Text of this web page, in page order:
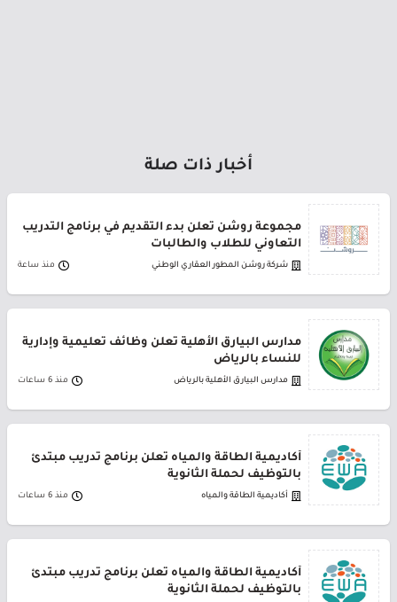
أخبار ذات صلة
مجموعة روشن تعلن بدء التقديم في برنامج التدريب
التعاوني للطلاب والطالبات
شركة روشن المطور العقاري الوطني منذ ساعة
مدارس البيارق الأهلية تعلن وظائف تعليمية وإدارية
للنساء بالرياض
مدارس البيارق الأهلية بالرياض منذ 6 ساعات
أكاديمية الطاقة والمياه تعلن برنامج تدريب مبتدئ
بالتوظيف لحملة الثانوية
أكاديمية الطاقة والمياه منذ 6 ساعات
أكاديمية الطاقة والمياه تعلن برنامج تدريب مبتدئ
بالتوظيف لحملة الثانوية